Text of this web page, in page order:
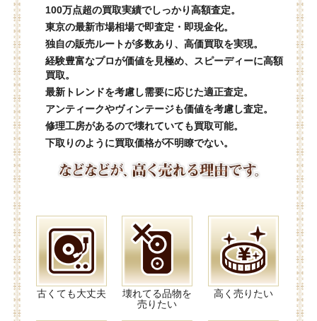
100万点超の買取実績でしっかり高額査定。
東京の最新市場相場で即査定・即現金化。
独自の販売ルートが多数あり、高価買取を実現。
経験豊富なプロが価値を見極め、スピーディーに高額
買取。
最新トレンドを考慮し需要に応じた適正査定。
アンティークやヴィンテージも価値を考慮し査定。
修理工房があるので壊れていても買取可能。
下取りのように買取価格が不明瞭でない。
古くても大丈夫
壊れてる品物を
売りたい
高く売りたい